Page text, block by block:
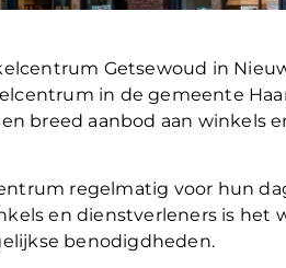
Getsewoud in
in de gemeente
breed aanbod aan winkels
regelmatig voor hun
en dienstverleners is het
benodigdheden.